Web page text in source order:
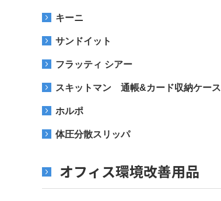
キーニ
サンドイット
フラッティ シアー
スキットマン 通帳&カード収納ケース
ホルポ
体圧分散スリッパ
オフィス環境改善用品